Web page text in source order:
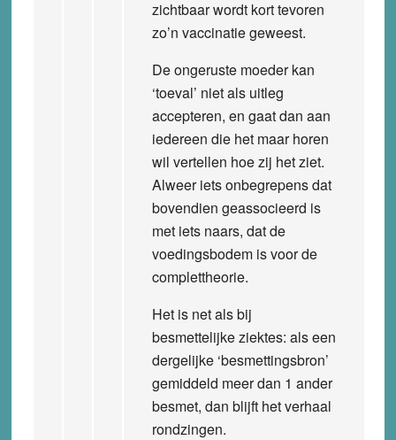
zichtbaar wordt kort tevoren
zo’n vaccinatie geweest.
De ongeruste moeder kan
‘toeval’ niet als uitleg
accepteren, en gaat dan aan
iedereen die het maar horen
wil vertellen hoe zij het ziet.
Alweer iets onbegrepens dat
bovendien geassocieerd is
met iets naars, dat de
voedingsbodem is voor de
complettheorie.
Het is net als bij
besmettelijke ziektes: als een
dergelijke ‘besmettingsbron’
gemiddeld meer dan 1 ander
besmet, dan blijft het verhaal
rondzingen.